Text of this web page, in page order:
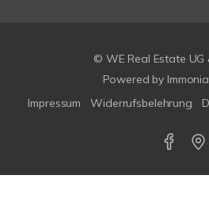
© WE Real Estate UG
Powered by
Impressum
Widerrufsbelehrung